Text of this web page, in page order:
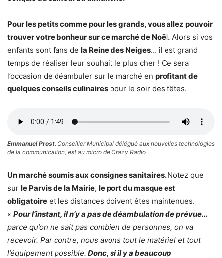
Pour les petits comme pour les grands, vous allez pouvoir
trouver votre bonheur sur ce marché de Noël. Alors si vos
enfants sont fans de la Reine des Neiges… il est grand
temps de réaliser leur souhait le plus cher ! Ce sera
l’occasion de déambuler sur le marché en profitant de
quelques conseils culinaires pour le soir des fêtes.
Emmanuel Prost, Conseiller Municipal délégué aux nouvelles technologies
de la communication, est au micro de Crazy Radio
Un marché soumis aux consignes sanitaires.Notez que
sur le Parvis de la Mairie, le port du masque est
obligatoire et les distances doivent êtes maintenues.
« Pour l’instant, il n’y a pas de déambulation de prévue…
parce qu’on ne sait pas combien de personnes, on va
recevoir. Par contre, nous avons tout le matériel et tout
l’équipement possible. Donc, si il y a beaucoup